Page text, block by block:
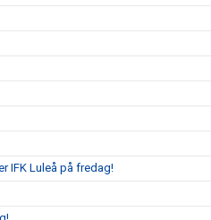
IFK Luleå på fredag!